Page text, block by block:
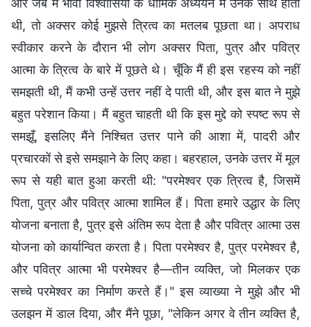
थी, तो अक्सर कोई मुझसे त्रित्व का मतलब पूछता था। अपराध
स्वीकार करने के दौरान भी लोग अक्सर पिता, पुत्र और पवित्र
आत्मा के त्रित्व के बारे में पूछते थे। चूँकि मैं ही इस रहस्य को नहीं
समझती थी, मैं कभी उन्हें उत्तर नहीं दे पाती थी, और इस बात ने मुझे
बहुत परेशान किया। मैं बहुत चाहती थी कि इस मुद्दे को स्पष्ट रूप से
समझूँ, इसलिए मैंने निश्चित उत्तर पाने की आशा में, पादरी और
प्रचारकों से इसे समझाने के लिए कहा। बहरहाल, उनके उत्तर में मूल
रूप से यही बात हुआ करती थी: "परमेश्वर एक त्रित्व है, जिसमें
पिता, पुत्र और पवित्र आत्मा शामिल हैं। पिता हमारे उद्धार के लिए
योजना बनाता है, पुत्र इसे अंतिम रूप देता है और पवित्र आत्मा उस
योजना को कार्यान्वित करता है। पिता परमेश्वर है, पुत्र परमेश्वर है,
और पवित्र आत्मा भी परमेश्वर है—तीन व्यक्ति, जो मिलकर एक
सच्चे परमेश्वर का निर्माण करते हैं।" इस व्याख्या ने मुझे और भी
उलझन में डाल दिया, और मैंने पूछा, "लेकिन अगर वे तीन व्यक्ति है,